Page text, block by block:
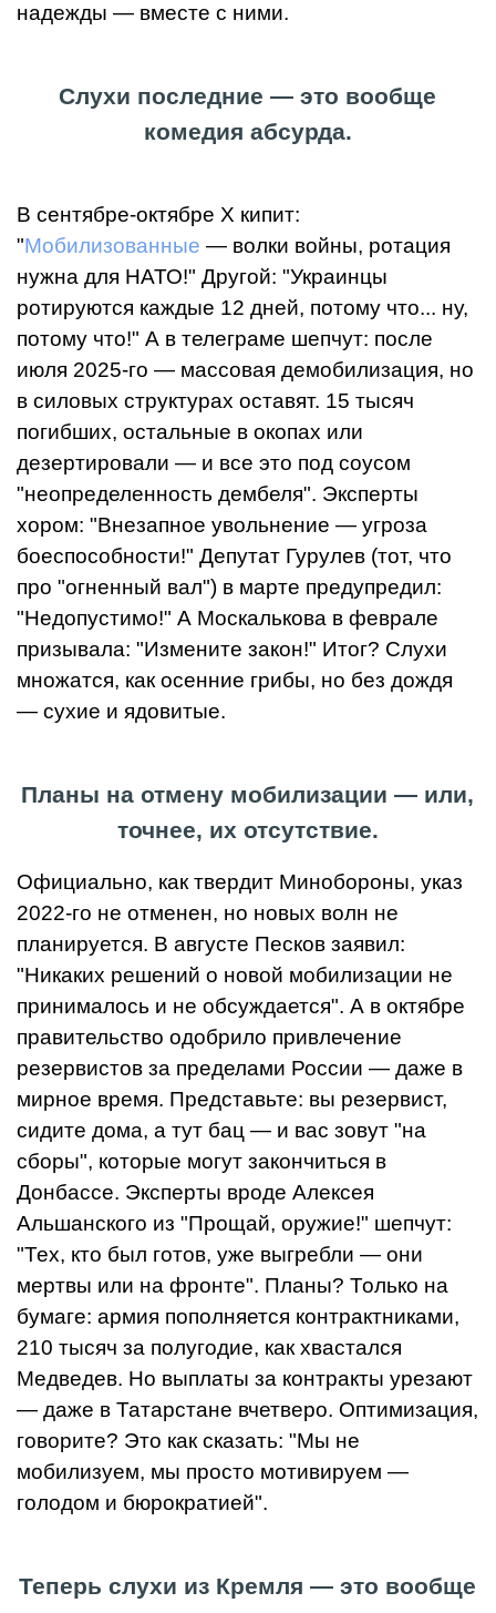
надежды — вместе с ними.
Слухи последние — это вообще
комедия абсурда.
В сентябре-октябре X кипит:
"Мобилизованные — волки войны, ротация
нужна для НАТО!" Другой: "Украинцы
ротируются каждые 12 дней, потому что... ну,
потому что!" А в телеграме шепчут: после
июля 2025-го — массовая демобилизация, но
в силовых структурах оставят. 15 тысяч
погибших, остальные в окопах или
дезертировали — и все это под соусом
"неопределенность дембеля". Эксперты
хором: "Внезапное увольнение — угроза
боеспособности!" Депутат Гурулев (тот, что
про "огненный вал") в марте предупредил:
"Недопустимо!" А Москалькова в феврале
призывала: "Измените закон!" Итог? Слухи
множатся, как осенние грибы, но без дождя
— сухие и ядовитые.
Планы на отмену мобилизации — или,
точнее, их отсутствие.
Официально, как твердит Минобороны, указ
2022-го не отменен, но новых волн не
планируется. В августе Песков заявил:
"Никаких решений о новой мобилизации не
принималось и не обсуждается". А в октябре
правительство одобрило привлечение
резервистов за пределами России — даже в
мирное время. Представьте: вы резервист,
сидите дома, а тут бац — и вас зовут "на
сборы", которые могут закончиться в
Донбассе. Эксперты вроде Алексея
Альшанского из "Прощай, оружие!" шепчут:
"Тех, кто был готов, уже выгребли — они
мертвы или на фронте". Планы? Только на
бумаге: армия пополняется контрактниками,
210 тысяч за полугодие, как хвастался
Медведев. Но выплаты за контракты урезают
— даже в Татарстане вчетверо. Оптимизация,
говорите? Это как сказать: "Мы не
мобилизуем, мы просто мотивируем —
голодом и бюрократией".
Теперь слухи из Кремля — это вообще